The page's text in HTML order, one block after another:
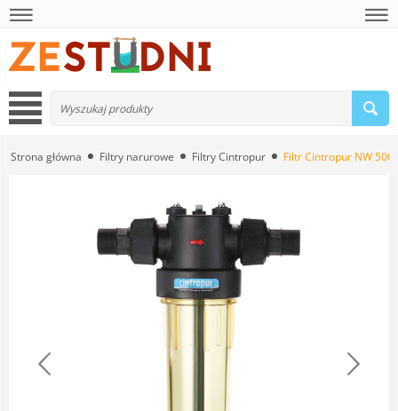
Strona główna Filtry narurowe Filtry Cintropur Filtr Cintropur NW 500